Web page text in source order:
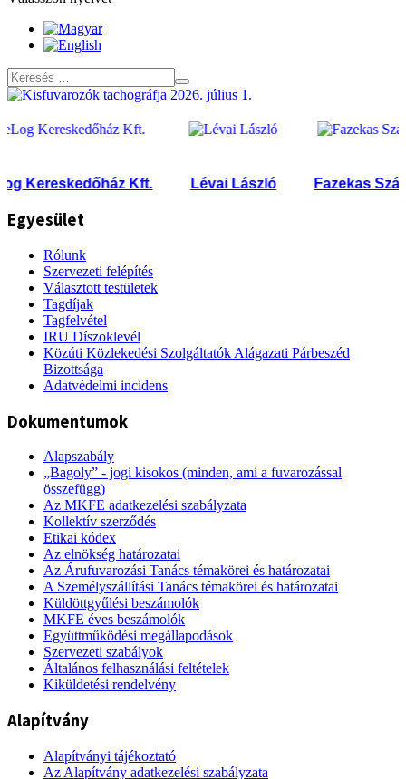
Kereskedőház Kft. Lévai László Fazekas
Egyesület
Rólunk
Szervezeti felépítés
Választott testületek
Tagdíjak
Tagfelvétel
IRU Díszoklevél
Közúti Közlekedési Szolgáltatók Alágazati Párbeszéd
Bizottsága
Adatvédelmi incidens
Dokumentumok
Alapszabály
„Bagoly” - jogi kisokos (minden, ami a fuvarozással
összefügg)
Az MKFE adatkezelési szabályzata
Kollektív szerződés
Etikai kódex
Az elnökség határozatai
Az Árufuvarozási Tanács témakörei és határozatai
A Személyszállítási Tanács témakörei és határozatai
Küldöttgyűlési beszámolók
MKFE éves beszámolók
Együttműködési megállapodások
Szervezeti szabályok
Általános felhasználási feltételek
Kiküldetési rendelvény
Alapítvány
Alapítványi tájékoztató
Az Alapítvány adatkezelési szabályzata